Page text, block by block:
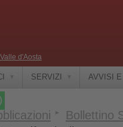
d'Aosta
SERVIZI AVVISI
Bollettino